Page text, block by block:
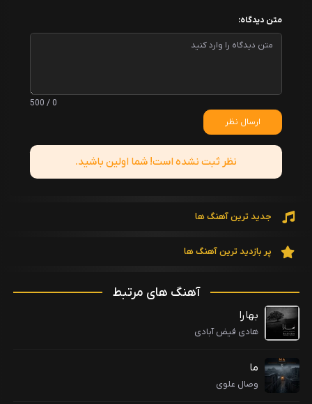
متن دیدگاه:
0 / 500
ارسال نظر
نظر ثبت نشده است! شما اولین باشید.
جدید ترین آهنگ ها
پر بازدید ترین آهنگ ها
آهنگ های مرتبط
بهارا
هادی فیض آبادی
ما
وصال علوی